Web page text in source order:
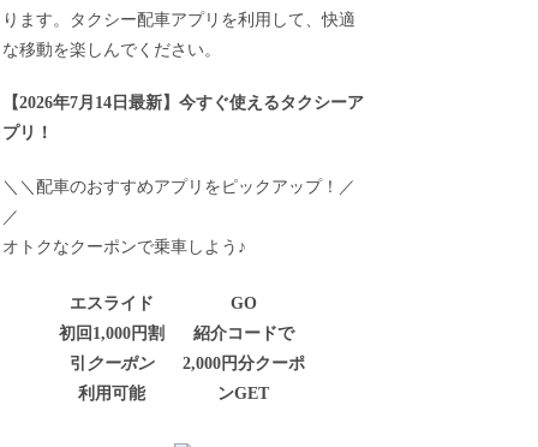
ります。タクシー配車アプリを利用して、快適
な移動を楽しんでください。
【2026年7月14日最新】今すぐ使えるタクシーア
プリ！
＼＼配車のおすすめアプリをピックアップ！／
／
オトクなクーポンで乗車しよう♪
エスライド
初回1,000円割
引 クーポン
利用可能
GO
紹介コードで
2,000円分クーポ
ンGET